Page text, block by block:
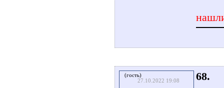
(гость)
27.10.2022 19:08
68.